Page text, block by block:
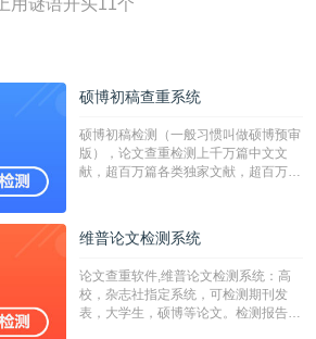
用谜语开头11个
硕博初稿查重系统
硕博初稿检测（一般习惯叫做硕博预审
版），论文查重检测上千万篇中文文
献，超百万篇各类独家文献，超百万港
校用来检测硕博论文的系统，检测范围
广，数据来源真实，检测算法合理!本
字符数30万）
维普论文检测系统
论文查重软件,维普论文检测系统：高
校，杂志社指定系统，可检测期刊发
表，大学生，硕博等论文。检测报告支